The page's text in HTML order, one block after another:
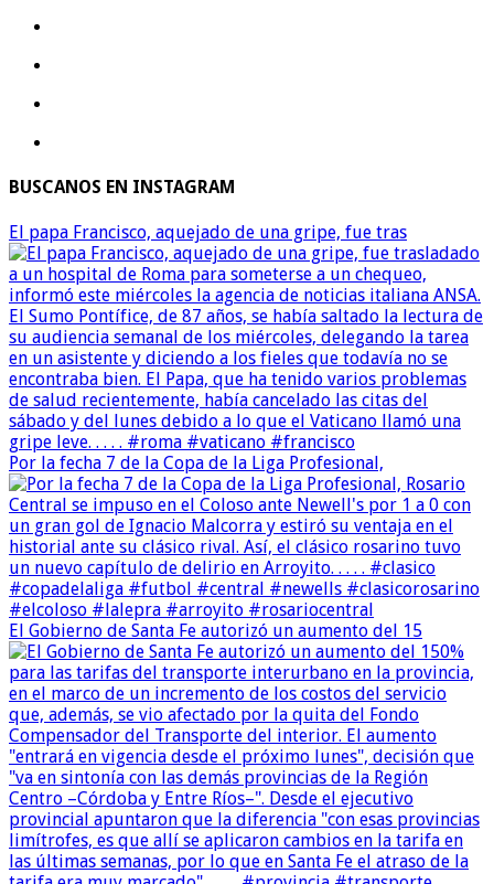
BUSCANOS EN INSTAGRAM
El papa Francisco, aquejado de una gripe, fue tras
Por la fecha 7 de la Copa de la Liga Profesional,
El Gobierno de Santa Fe autorizó un aumento del 15